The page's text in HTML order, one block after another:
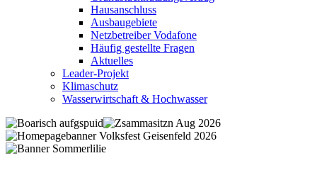
Hausanschluss
Ausbaugebiete
Netzbetreiber Vodafone
Häufig gestellte Fragen
Aktuelles
Leader-Projekt
Klimaschutz
Wasserwirtschaft & Hochwasser